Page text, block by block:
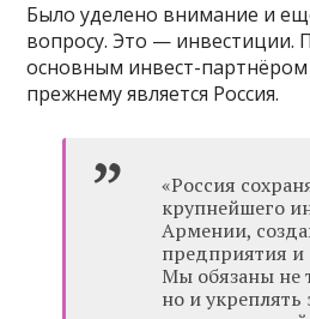
Было уделено внимание и
вопросу. Это — инвестиции.
основным инвест-
прежнему является Россия.
«Россия
крупнейшего
Армении,
предприятия и
Мы обязаны не
но и укреплять